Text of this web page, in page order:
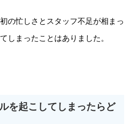
の忙しさとスタッフ不足が相まっ
しまったことはありました。
を起こしてしまったらど